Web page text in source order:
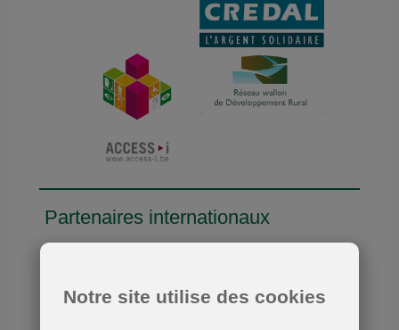
Partenaires internationaux
Notre site utilise des cookies